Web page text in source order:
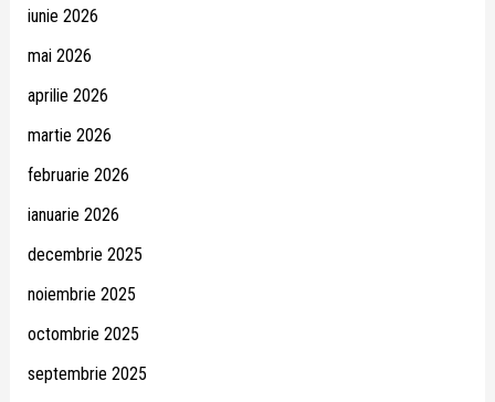
iunie 2026
mai 2026
aprilie 2026
martie 2026
februarie 2026
ianuarie 2026
decembrie 2025
noiembrie 2025
octombrie 2025
septembrie 2025